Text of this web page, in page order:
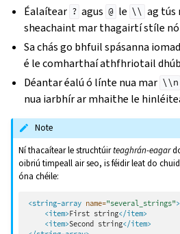
Éalaítear ? agus @ le \\ ag tús
sheachaint mar thagairtí stíle nó
Sa chás go bhfuil spásanna
é le comharthaí athfhriotail
Déantar éalú ó línte nua mar \\n
nua iarbhír ar mhaithe le
Note
Ní thacaítear le struchtúirteaghrán-eagar
oibriú timpeall air seo, is féidir leat do
óna chéile:
<string-array name="several_strings">
<item>First string</item>
<item>Second string</item>